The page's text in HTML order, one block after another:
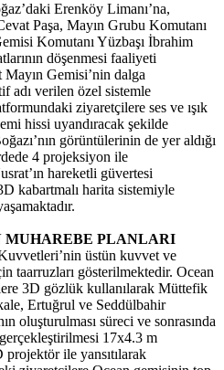
Erenköy Limanı’na,
Paşa, Mayın Grubu Komutanı
Komutanı Yüzbaşı İbrahim
döşenmesi faaliyeti
Mayın Gemisi’nin dalga
adı verilen özel sistemle
ziyaretçilere ses ve ışık
hissi uyandıracak şekilde
görüntülerinin de yer aldığı
4 projeksiyon ile
hareketli güvertesi
kabartmalı harita sistemiyle
PLANLARI
üstün kuvvet ve
taarruzları gösterilmektedir. Ocean
3D gözlük kullanılarak Müttefik
Ertuğrul ve Seddülbahir
oluşturulması süreci ve sonrasında
gerçekleştirilmesi 17x4.3 m
ile yansıtılarak